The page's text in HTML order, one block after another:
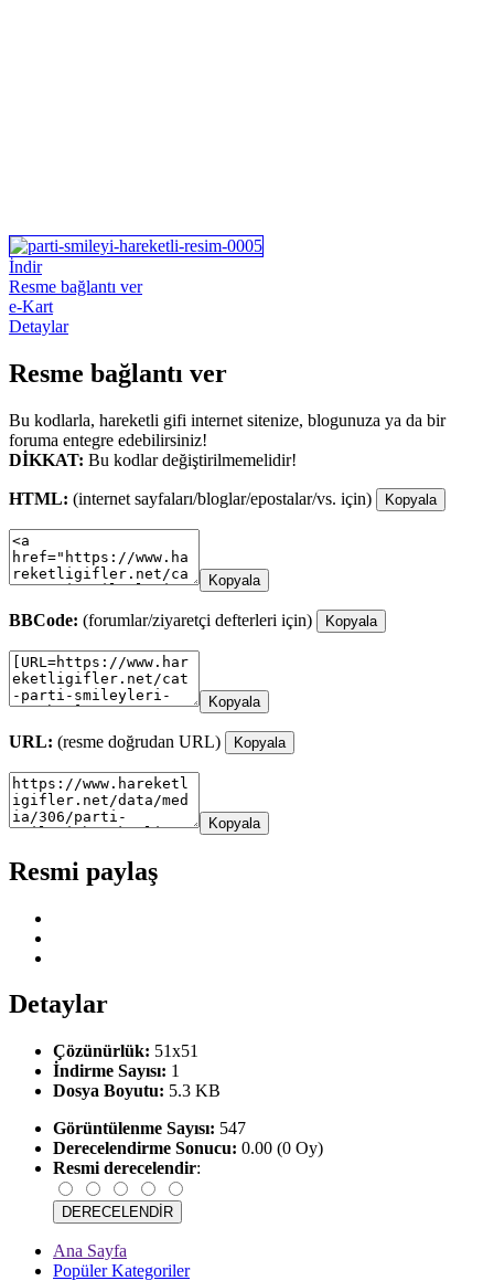
İndir
Resme bağlantı ver
e-Kart
Detaylar
Resme bağlantı ver
Bu kodlarla, hareketli gifi internet sitenize, blogunuza ya da bir
foruma entegre edebilirsiniz!
DİKKAT: Bu kodlar değiştirilmemelidir!
HTML: (internet sayfaları/bloglar/epostalar/vs. için) Kopyala
Kopyala
BBCode: (forumlar/ziyaretçi defterleri için) Kopyala
Kopyala
URL: (resme doğrudan URL) Kopyala
Kopyala
Resmi paylaş
Detaylar
Çözünürlük: 51x51
İndirme Sayısı: 1
Dosya Boyutu: 5.3 KB
Görüntülenme Sayısı: 547
Derecelendirme Sonucu: 0.00 (0 Oy)
Resmi derecelendir:
Ana Sayfa
Popüler Kategoriler